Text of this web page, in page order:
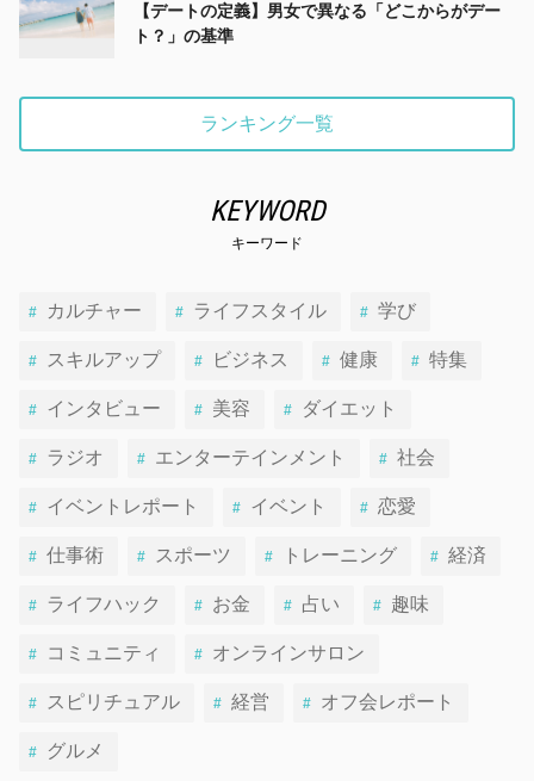
【デートの定義】男女で異なる「どこからがデー
ト？」の基準
ランキング一覧
KEYWORD
キーワード
カルチャー ライフスタイル 学び
スキルアップ ビジネス 健康 特集
インタビュー 美容 ダイエット
ラジオ エンターテインメント 社会
イベントレポート イベント 恋愛
仕事術 スポーツ トレーニング 経済
ライフハック お金 占い 趣味
コミュニティ オンラインサロン
スピリチュアル 経営 オフ会レポート
グルメ